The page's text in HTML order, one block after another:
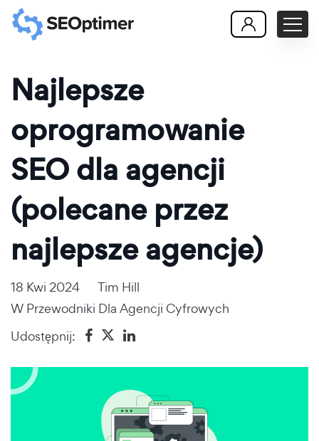
Najlepsze
oprogramowanie
SEO dla agencji
(polecane przez
najlepsze agencje)
18 Kwi 2024
Tim Hill
W Przewodniki Dla Agencji Cyfrowych
Udostępnij: